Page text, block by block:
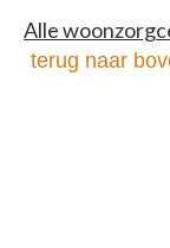
Alle
terug naar